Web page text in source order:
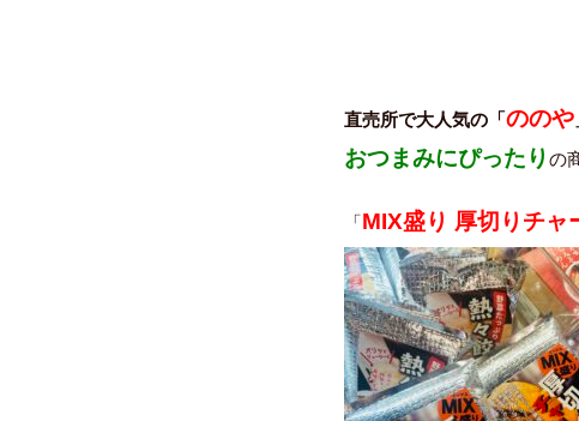
直売所で大人気の 「ののや
おつまみにぴったり の
「MIX盛り 厚切りチャ